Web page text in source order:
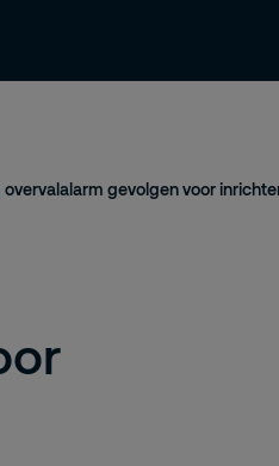
Beveiligingstrends & nieuws